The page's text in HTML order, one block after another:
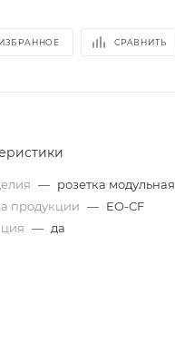
СРАВНИТЬ
— розетка модульная
продукции — EO-CF
— да